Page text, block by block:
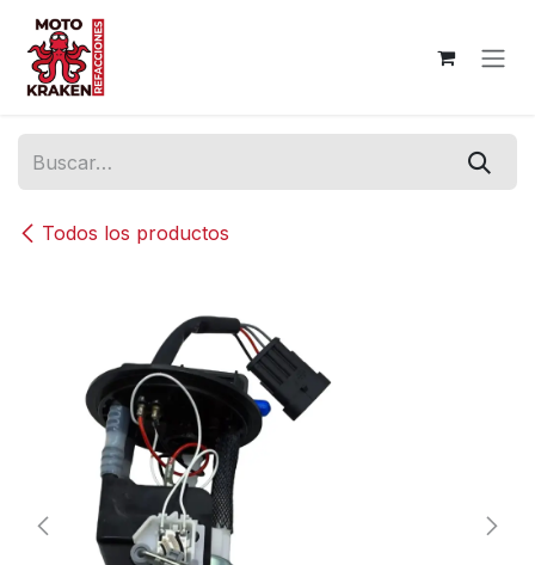
Ir al contenido
Todos los productos